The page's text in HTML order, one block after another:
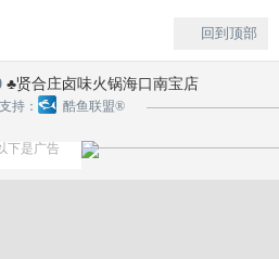
回到顶部
♣贤合庄卤味火锅海口南宝店
持： 酷鱼联盟®
下是广告